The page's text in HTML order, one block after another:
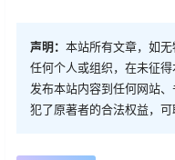
声明： 本站所有文章，如无
任何个人或组织，在未征得
发布本站内容到任何网站
犯了原著者的合法权益，可